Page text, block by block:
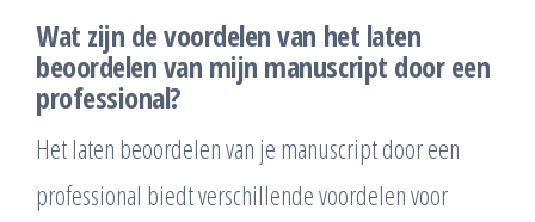
Wat zijn de voordelen van het laten
beoordelen van mijn manuscript door een
professional?
Het laten beoordelen van je manuscript door een
professional biedt verschillende voordelen voor